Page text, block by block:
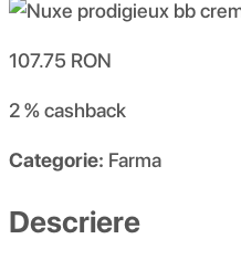
107.75 RON
2 %cashback
Categorie: Farma
Descriere